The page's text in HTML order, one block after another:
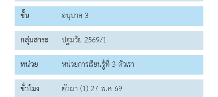
ชั้น
อนุบาล 3
กลุ่มสาระ
ปฐมวัย 2569/1
หน่วย
หน่วยการเรียนรู้ที่ 3 ตัวเรา
ชั่วโมง
ตัวเรา (1) 27 พ.ค 69